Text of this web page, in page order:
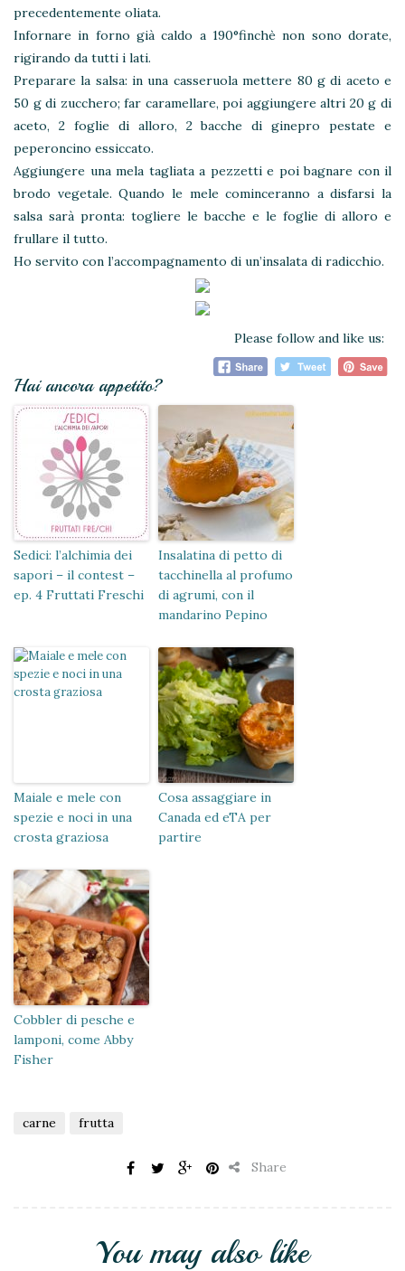
precedentemente oliata.
Infornare in forno già caldo a 190°finchè non sono dorate,
rigirando da tutti i lati.
Preparare la salsa: in una casseruola mettere 80 g di aceto e
50 g di zucchero; far caramellare, poi aggiungere altri 20 g di
aceto, 2 foglie di alloro, 2 bacche di ginepro pestate e
peperoncino essiccato.
Aggiungere una mela tagliata a pezzetti e poi bagnare con il
brodo vegetale. Quando le mele cominceranno a disfarsi la
salsa sarà pronta: togliere le bacche e le foglie di alloro e
frullare il tutto.
Ho servito con l’accompagnamento di un’insalata di radicchio.
Please follow and like us:
Hai ancora appetito?
Sedici: l’alchimia dei
sapori – il contest –
ep. 4 Fruttati Freschi
Insalatina di petto di
tacchinella al profumo
di agrumi, con il
mandarino Pepino
Maiale e mele con
spezie e noci in una
crosta graziosa
Cosa assaggiare in
Canada ed eTA per
partire
Cobbler di pesche e
lamponi, come Abby
Fisher
carne frutta
Share
You may also like